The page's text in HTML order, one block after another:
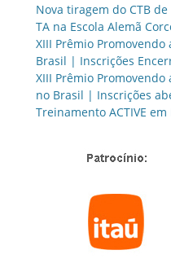
Nova tiragem do CTB
TA na Escola Alemã
XIII Prêmio
Brasil | Inscrições
XIII Prêmio
no Brasil | Inscrições
Treinamento ACTIVE